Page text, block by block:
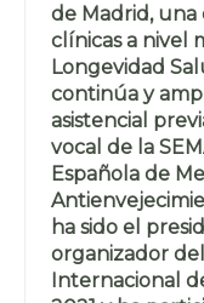
de Madrid, una
clínicas a nivel
Longevidad
continúa y
asistencial
vocal de la
Española de
ha sido el
organizador
Internacional